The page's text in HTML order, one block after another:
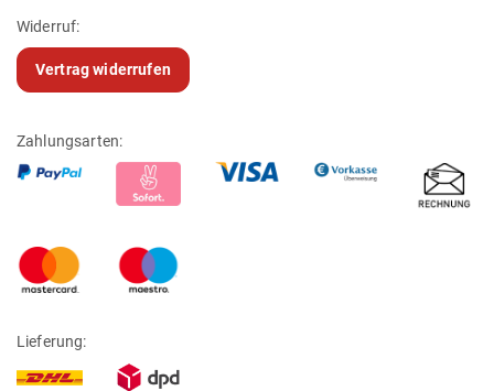
Widerruf:
Vertrag widerrufen
Zahlungsarten:
Lieferung: